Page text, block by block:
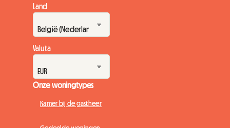
Land
Valuta
Onze woningtypes
Kamer bij de gastheer